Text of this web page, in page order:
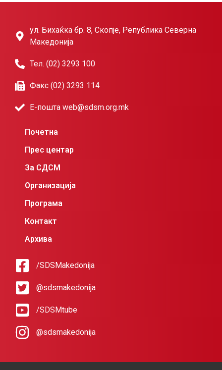
ул. Бихаќка бр. 8, Скопје, Република Северна
Македонија
Тел. (02) 3293 100
Факс (02) 3293 114
Е-пошта web@sdsm.org.mk
Почетна
Прес центар
За СДСМ
Организација
Програма
Контакт
Архива
/SDSMakedonija
@sdsmakedonija
/SDSMtube
@sdsmakedonija